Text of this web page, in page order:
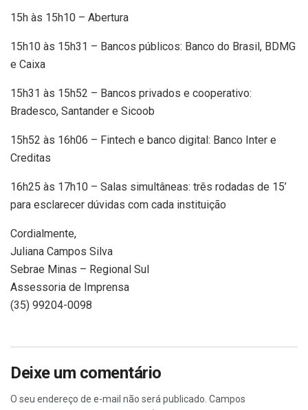
15h às 15h10 – Abertura
15h10 às 15h31 – Bancos públicos: Banco do Brasil, BDMG
e Caixa
15h31 às 15h52 – Bancos privados e cooperativo:
Bradesco, Santander e Sicoob
15h52 às 16h06 – Fintech e banco digital: Banco Inter e
Creditas
16h25 às 17h10 – Salas simultâneas: três rodadas de 15’
para esclarecer dúvidas com cada instituição
Cordialmente,
Juliana Campos Silva
Sebrae Minas – Regional Sul
Assessoria de Imprensa
(35) 99204-0098
Deixe um comentário
O seu endereço de e-mail não será publicado. Campos